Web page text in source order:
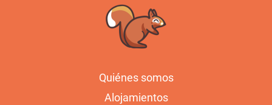
Quiénes somos
Alojamientos